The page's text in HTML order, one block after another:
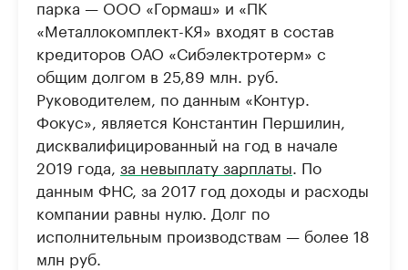
парка — ООО «Гормаш» и «ПК
«Металлокомплект-КЯ» входят в состав
кредиторов ОАО «Сибэлектротерм» с
общим долгом в 25,89 млн. руб.
Руководителем, по данным «Контур.
Фокус», является Константин Першилин,
дисквалифицированный на год в начале
2019 года, за невыплату зарплаты . По
данным ФНС, за 2017 год доходы и расходы
компании равны нулю. Долг по
исполнительным производствам — более 18
млн руб.